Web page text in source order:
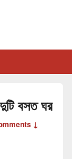
infotainment portal
বসত ঘর
↓